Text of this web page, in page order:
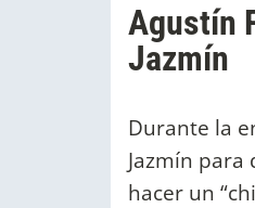
Agustín
Jazmín
Durante la
Jazmín
hacer un